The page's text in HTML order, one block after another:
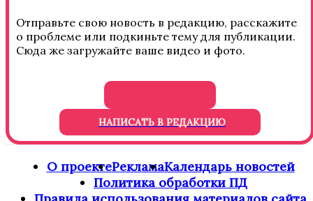
Отправьте свою новость в редакцию, расскажите
о проблеме или подкиньте тему для публикации.
Сюда же загружайте ваше видео и фото.
НАПИСАТЬ В РЕДАКЦИЮ
О проектеРекламаКалендарь новостей
Политика обработки ПД